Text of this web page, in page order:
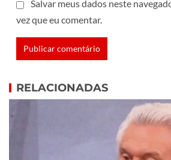
Salvar meus dados neste
vez que eu comentar.
RELACIONADAS